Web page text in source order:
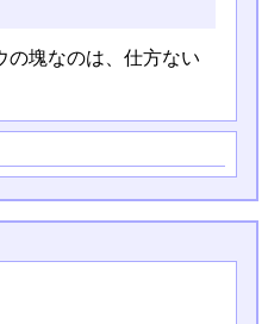
の塊なのは、仕方ない